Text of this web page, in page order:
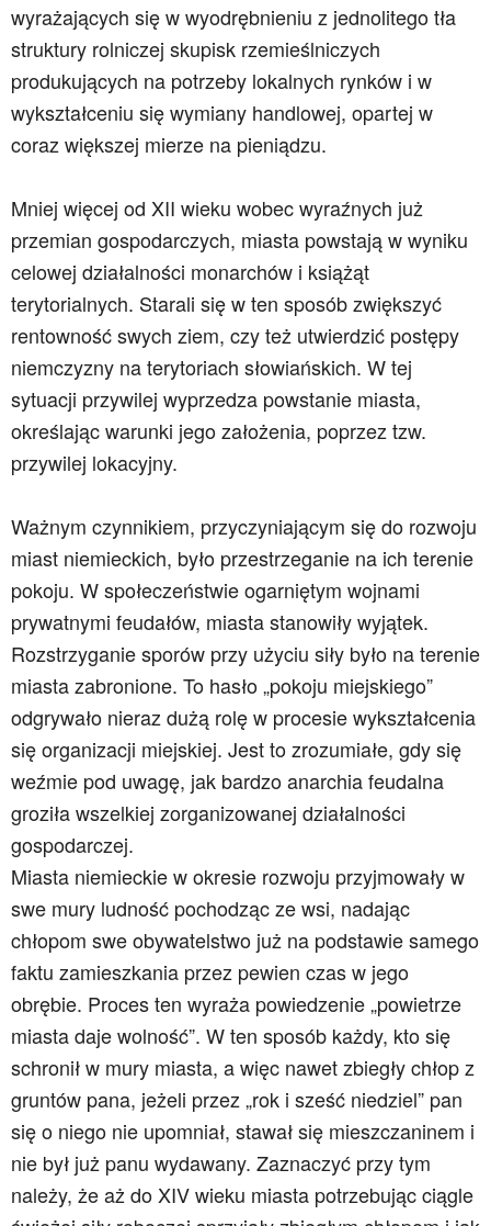
wyrażających się w wyodrębnieniu z jednolitego tła
struktury rolniczej skupisk rzemieślniczych
produkujących na potrzeby lokalnych rynków i w
wykształceniu się wymiany handlowej, opartej w
coraz większej mierze na pieniądzu.
Mniej więcej od XII wieku wobec wyraźnych już
przemian gospodarczych, miasta powstają w wyniku
celowej działalności monarchów i książąt
terytorialnych. Starali się w ten sposób zwiększyć
rentowność swych ziem, czy też utwierdzić postępy
niemczyzny na terytoriach słowiańskich. W tej
sytuacji przywilej wyprzedza powstanie miasta,
określając warunki jego założenia, poprzez tzw.
przywilej lokacyjny.
Ważnym czynnikiem, przyczyniającym się do rozwoju
miast niemieckich, było przestrzeganie na ich terenie
pokoju. W społeczeństwie ogarniętym wojnami
prywatnymi feudałów, miasta stanowiły wyjątek.
Rozstrzyganie sporów przy użyciu siły było na terenie
miasta zabronione. To hasło „pokoju miejskiego”
odgrywało nieraz dużą rolę w procesie wykształcenia
się organizacji miejskiej. Jest to zrozumiałe, gdy się
weźmie pod uwagę, jak bardzo anarchia feudalna
groziła wszelkiej zorganizowanej działalności
gospodarczej.
Miasta niemieckie w okresie rozwoju przyjmowały w
swe mury ludność pochodząc ze wsi, nadając
chłopom swe obywatelstwo już na podstawie samego
faktu zamieszkania przez pewien czas w jego
obrębie. Proces ten wyraża powiedzenie „powietrze
miasta daje wolność”. W ten sposób każdy, kto się
schronił w mury miasta, a więc nawet zbiegły chłop z
gruntów pana, jeżeli przez „rok i sześć niedziel” pan
się o niego nie upomniał, stawał się mieszczaninem i
nie był już panu wydawany. Zaznaczyć przy tym
należy, że aż do XIV wieku miasta potrzebując ciągle